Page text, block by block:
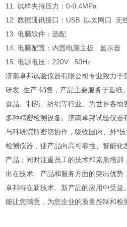
11. 试样夹持压力：0-0.4MPa
12. 数据通讯接口：USB 以太网口 无
13. 电脑软件：选配
14. 电脑配置：内置电脑主板 显示器
15. 电源电压：220V 50Hz
济南卓邦试验仪器有限公司专业致力于
研发. 生产.销售，产品主要服务于造纸
食品、制药、纺织等行业。为世界各地
多种精密检测设备。济南卓邦试验仪
与科研院所密切协作，吸收国内、外*
检测仪器，使产品向高可靠性、智能化
产品；同时注重员工的技术和素质培
出在技术、产品和服务方面的突出优
卓邦特在新技术、新产品的应用中受益
能让您满意，为您企业的质量控制和检